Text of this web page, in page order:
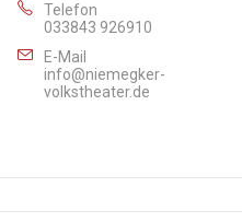
Telefon
033843 926910
E-Mail
info@niemegker-
volkstheater.de